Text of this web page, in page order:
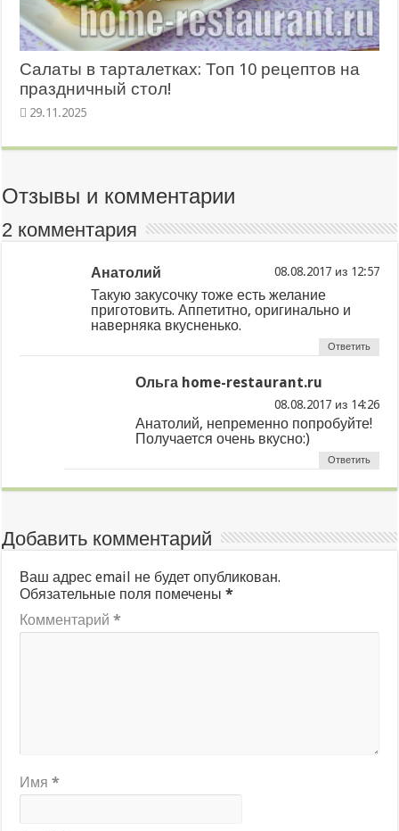
Салаты в тарталетках: Топ 10 рецептов на
праздничный стол!
29.11.2025
Отзывы и комментарии
2 комментария
Анатолий из
Такую закусочку тоже есть желание
приготовить. Аппетитно, оригинально и
наверняка вкусненько.
Ответить
Ольга home-restaurant.ru
из
Анатолий, непременно попробуйте!
Получается очень вкусно:)
Ответить
Добавить комментарий
Ваш адрес email не будет опубликован.
Обязательные поля помечены*
Комментарий*
Имя*